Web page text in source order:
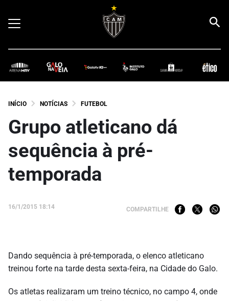
INÍCIO NOTÍCIAS FUTEBOL
Grupo atleticano dá
sequência à pré-
temporada
16/1/2015 18:14 COMPARTILHE
Dando sequência à pré-temporada, o elenco atleticano
treinou forte na tarde desta sexta-feira, na Cidade do Galo.
Os atletas realizaram um treino técnico, no campo 4, onde